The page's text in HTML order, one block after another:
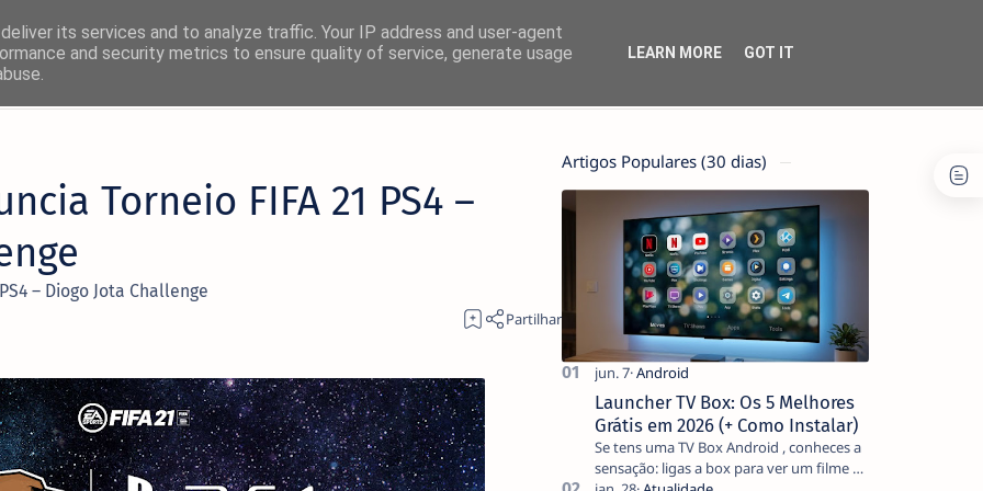
×
🚀
favoritas:
Twitter/X
Torneio FIFA 21 PS4 –
– Diogo Jota Challenge
Artigos Populares (30 dias)
Launcher TV Box: Os 5 Melhores
Grátis em 2026 (+ Como Instalar)
Se tens uma TV Box Android , conheces a
sensação: ligas a box para ver um filme e
its services and to analyze traffic. Your IP address and user-agent
and security metrics to ensure quality of service, generate usage
LEARN MORE GOT IT